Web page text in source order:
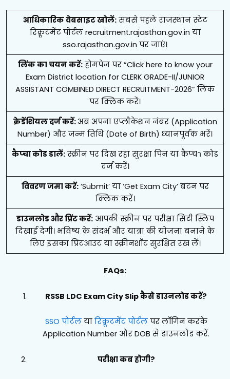
आधिकारिक वेबसाइट खोलें:सबसे पहले राजस्थान स्टेट
रिक्रूटमेंट पोर्टल recruitment.rajasthan.gov.in या
sso.rajasthan.gov.in पर जाएं।
लिंक का चयन करें:होमपेज पर “Click here to know your
Exam District location for CLERK GRADE-II/JUNIOR
ASSISTANT COMBINED DIRECT RECRUITMENT-2026” लिंक
पर क्लिक करें।
क्रेडेंशियल दर्ज करें:अब अपना एप्लीकेशन नंबर (Application
Number) और जन्म तिथि (Date of Birth) ध्यानपूर्वक भरें।
कैप्चा कोड डालें: स्क्रीन पर दिख रहा सुरक्षा पिन या कैप्चา कोड
दर्ज करें।
विवरण जमा करें:‘Submit’ या ‘Get Exam City’ बटन पर
क्लिक करें।
डाउनलोड और प्रिंट करें:आपकी स्क्रीन पर परीक्षा सिटी स्लिप
दिखाई देगी। भविष्य के संदर्भ और यात्रा की योजना बनाने के
लिए इसका प्रिंटआउट या स्क्रीनशॉट सुरक्षित रख लें।
FAQs:
RSSB LDC Exam City Slip कैसे डाउनलोड करें?
SSO पोर्टलयारिक्रूटमेंट पोर्टलपर लॉगिन करके
Application Number और DOB से डाउनलोड करें.
परीक्षा कब होगी?